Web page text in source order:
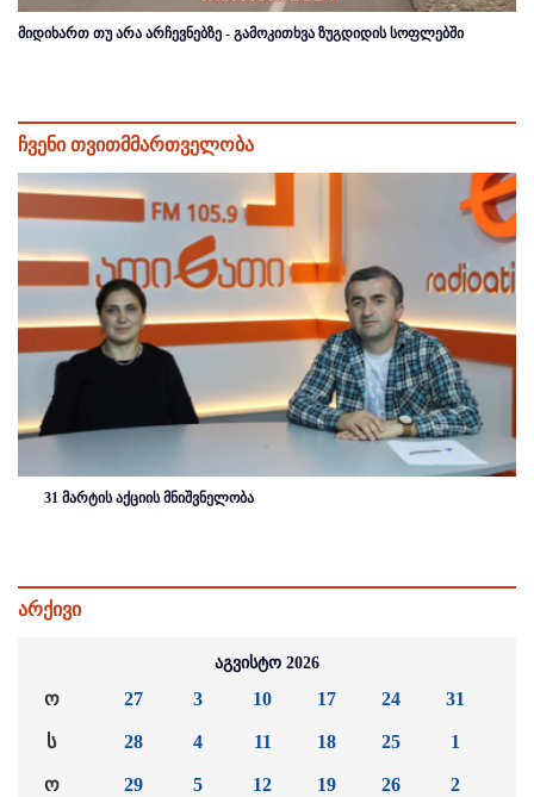
მიდიხართ თუ არა არჩევნებზე - გამოკითხვა ზუგდიდის სოფლებში
ჩვენი თვითმმართველობა
31 მარტის აქციის მნიშვნელობა
არქივი
აგვისტო 2026
ო
ს
ო
27
28
29
3
4
5
10
11
12
17
18
19
24
25
26
31
1
2